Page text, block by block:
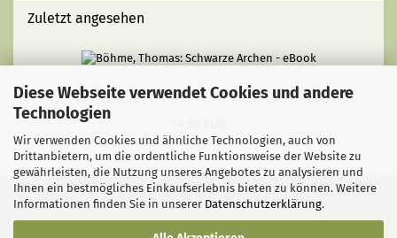
Diese Webseite verwendet Cookies und andere
Technologien
Wir verwenden Cookies und ähnliche Technologien, auch von
Drittanbietern, um die ordentliche Funktionsweise der Website zu
gewährleisten, die Nutzung unseres Angebotes zu analysieren und
Ihnen ein bestmögliches Einkaufserlebnis bieten zu können. Weitere
Informationen finden Sie in unserer Datenschutzerklärung.
Zuletzt angesehen
Böhme, Thomas: Schwarze Archen - eBook
Liefer- und Versandkosten|Privatsphäre und Datenschutz
Kontakt Widerrufsrecht